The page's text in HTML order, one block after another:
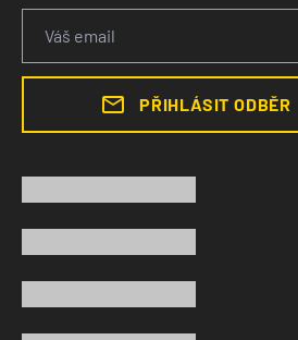
PŘIHLÁSIT ODBĚR